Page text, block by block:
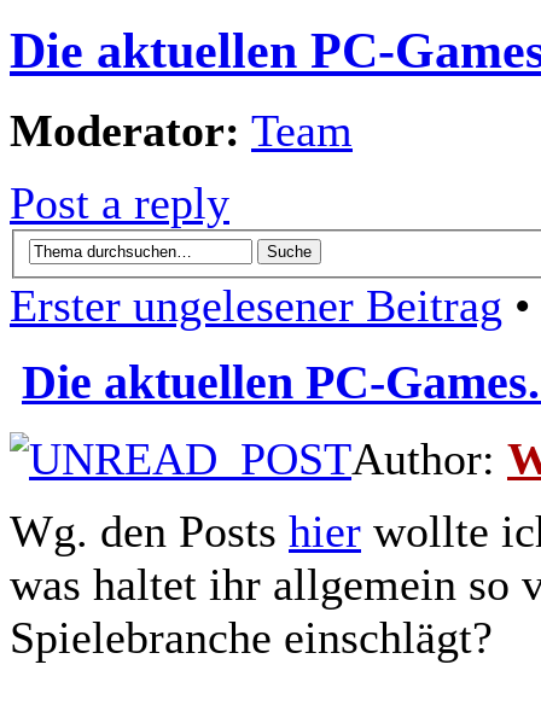
Die aktuellen PC-
Moderator: Team
Post a reply
Erster ungelesener Beitrag
Die aktuellen PC-
Author:
Wg. den Posts hier wollte
was haltet ihr allgemein so
Spielebranche einschlägt?